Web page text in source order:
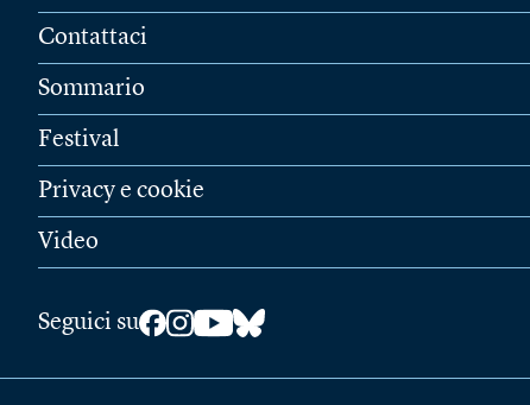
Contattaci
Sommario
Festival
Privacy e cookie
Video
Seguici su